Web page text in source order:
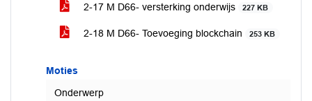
2-17 M D66- versterking onderwijs 227 KB
2-18 M D66- Toevoeging blockchain 253 KB
Moties
Onderwerp